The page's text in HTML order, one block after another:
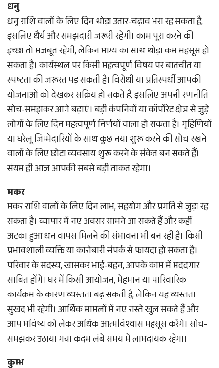
धनु
धनु राशि वालों के लिए दिन थोड़ा उतार-चढ़ाव भरा रह सकता है,
इसलिए धैर्य और समझदारी जरूरी रहेगी। काम पूरा करने की
इच्छा तो मजबूत रहेगी, लेकिन भाग्य का साथ थोड़ा कम महसूस हो
सकता है। कार्यस्थल पर किसी महत्वपूर्ण विषय पर बातचीत या
स्पष्टता की जरूरत पड़ सकती है। विरोधी या प्रतिस्पर्धी आपकी
योजनाओं को देखकर सक्रिय हो सकते हैं, इसलिए अपनी रणनीति
सोच-समझकर आगे बढ़ाएं। बड़ी कंपनियों या कॉर्पोरेट क्षेत्र से जुड़े
लोगों के लिए दिन महत्वपूर्ण निर्णयों वाला हो सकता है। गृहिणियों
या घरेलू जिम्मेदारियों के साथ कुछ नया शुरू करने की सोच रखने
वालों के लिए छोटा व्यवसाय शुरू करने के संकेत बन सकते हैं।
संयम ही आज आपकी सबसे बड़ी ताकत रहेगा।
मकर
मकर राशि वालों के लिए दिन लाभ, सहयोग और प्रगति से जुड़ा रह
सकता है। व्यापार में नए अवसर सामने आ सकते हैं और कहीं
अटका हुआ धन वापस मिलने की संभावना भी बन रही है। किसी
प्रभावशाली व्यक्ति या कारोबारी संपर्क से फायदा हो सकता है।
परिवार के सदस्य, खासकर भाई-बहन, आपके काम में मददगार
साबित होंगे। घर में किसी आयोजन, मेहमान या पारिवारिक
कार्यक्रम के कारण व्यस्तता बढ़ सकती है, लेकिन यह व्यस्तता
सुखद भी रहेगी। आर्थिक मामलों में नए रास्ते खुल सकते हैं और
आप भविष्य को लेकर अधिक आत्मविश्वास महसूस करेंगे। सोच-
समझकर उठाया गया कदम लंबे समय में लाभदायक रहेगा।
कुम्भ